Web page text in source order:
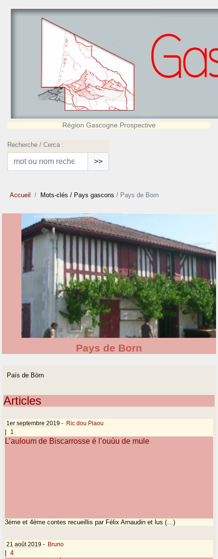
Région Gascogne Prospective
Recherche / Cerca :
>>
Accueil Mots-clés / Pays gascons / Pays de Born
Pays de Born
País de Bòrn
Articles
1er septembre 2019 - Ric dou Piaou
1
L’auloum de Biscarrosse é l’ouùu de mule
3ème et 4ème contes recueillis par Félix Arnaudin et lus (…)
21 août 2019 - Bruno
4